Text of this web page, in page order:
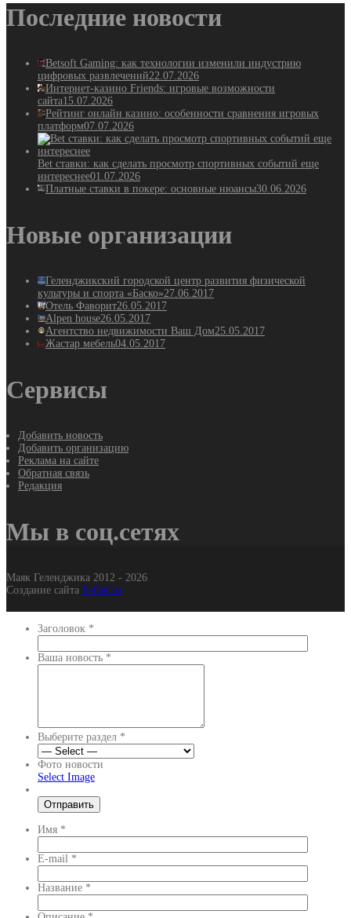
Последние новости
Betsoft Gaming: как технологии изменили индустрию
цифровых развлечений22.07.2026
Интернет-казино Friends: игровые возможности
сайта15.07.2026
Рейтинг онлайн казино: особенности сравнения игровых
платформ07.07.2026
Bet ставки: как сделать просмотр спортивных событий еще
интереснее01.07.2026
Платные ставки в покере: основные нюансы30.06.2026
Новые организации
Геленджикский городской центр развития физической
культуры и спорта «Баско»27.06.2017
Отель Фаворит26.05.2017
Alpen house26.05.2017
Агентство недвижимости Ваш Дом25.05.2017
Жастар мебель04.05.2017
Сервисы
Добавить новость
Добавить организацию
Реклама на сайте
Обратная связь
Редакция
Мы в соц.сетях
Маяк Геленджика 2012 - 2026
Создание сайта It-Gel.ru
Заголовок *
Ваша новость *
Выберите раздел *
Фото новости
Select Image
Имя *
E-mail *
Название *